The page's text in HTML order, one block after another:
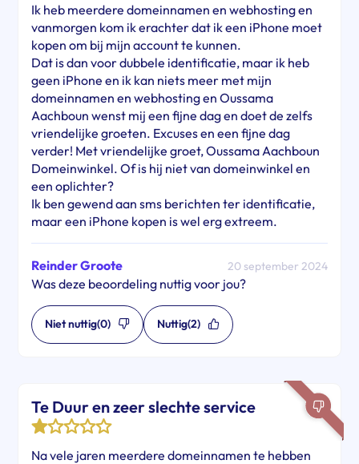
Ik heb meerdere domeinnamen en webhosting en
vanmorgen kom ik erachter dat ik een iPhone moet
kopen om bij mijn account te kunnen.
Dat is dan voor dubbele identificatie, maar ik heb
geen iPhone en ik kan niets meer met mijn
domeinnamen en webhosting en Oussama
Aachboun wenst mij een fijne dag en doet de zelfs
vriendelijke groeten. Excuses en een fijne dag
verder! Met vriendelijke groet, Oussama Aachboun
Domeinwinkel. Of is hij niet van domeinwinkel en
een oplichter?
Ik ben gewend aan sms berichten ter identificatie,
maar een iPhone kopen is wel erg extreem.
Reinder Groote 20 september 2024
Was deze beoordeling nuttig voor jou?
Niet nuttig(0) Nuttig(2)
Te Duur en zeer slechte service
Na vele jaren meerdere domeinnamen te hebben